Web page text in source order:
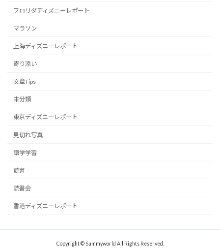
フロリダディズニーレポート
マラソン
上海ディズニーレポート
寄り添い
文章Tips
未分類
東京ディズニーレポート
見切れ写真
語学学習
読書
読書会
香港ディズニーレポート
Copyright © Summyworld All Rights Reserved.